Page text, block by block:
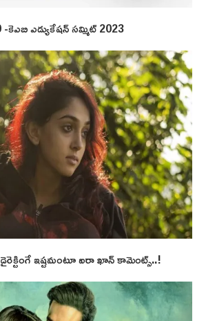
కెఎబి ఎడ్యుకేషన్ సమ్మిట్ 2023
ఇష్టమంటూ ఐరా ఖాన్ కామెంట్స్..!